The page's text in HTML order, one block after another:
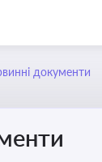
документи